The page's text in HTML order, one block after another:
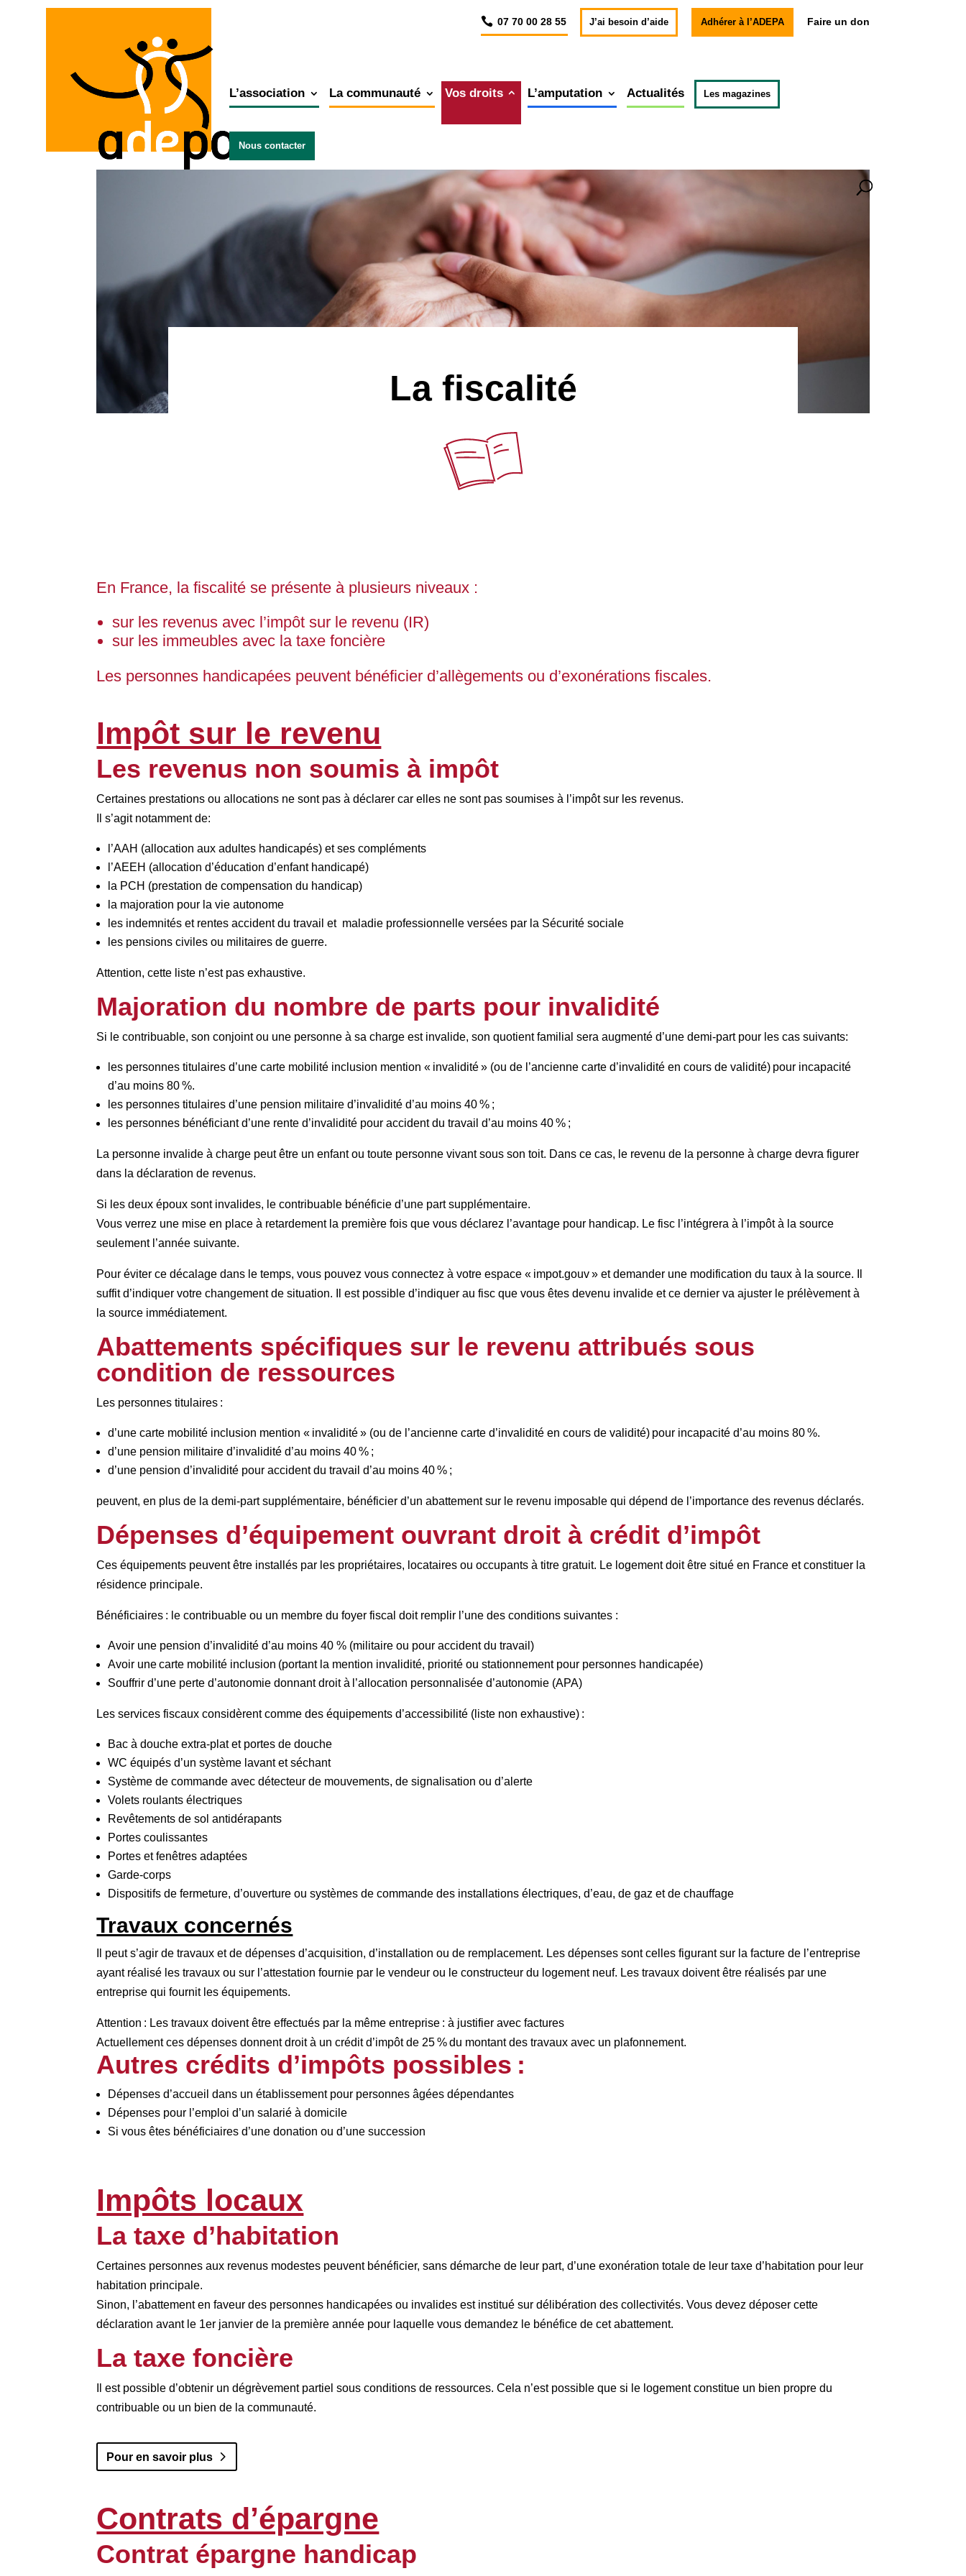
07 70 00 28 55 J’ai besoin d’aide Adhérer à l’ADEPA Faire un don
L’association La communauté Vos droits L’amputation Actualités Les magazines
Nous contacter
La fiscalité
En France, la fiscalité se présente à plusieurs niveaux :
sur les revenus avec l’impôt sur le revenu (IR)
sur les immeubles avec la taxe foncière
Les personnes handicapées peuvent bénéficier d’allègements ou d’exonérations fiscales.
Impôt sur le revenu
Les revenus non soumis à impôt
Certaines prestations ou allocations ne sont pas à déclarer car elles ne sont pas soumises à l’impôt sur les revenus.
Il s’agit notamment de:
l’AAH (allocation aux adultes handicapés) et ses compléments
l’AEEH (allocation d’éducation d’enfant handicapé)
la PCH (prestation de compensation du handicap)
la majoration pour la vie autonome
les indemnités et rentes accident du travail et maladie professionnelle versées par la Sécurité sociale
les pensions civiles ou militaires de guerre.
Attention, cette liste n’est pas exhaustive.
Majoration du nombre de parts pour invalidité
Si le contribuable, son conjoint ou une personne à sa charge est invalide, son quotient familial sera augmenté d’une demi-part pour les cas suivants:
les personnes titulaires d’une carte mobilité inclusion mention « invalidité » (ou de l’ancienne carte d’invalidité en cours de validité) pour incapacité
d’au moins 80 %.
les personnes titulaires d’une pension militaire d’invalidité d’au moins 40 % ;
les personnes bénéficiant d’une rente d’invalidité pour accident du travail d’au moins 40 % ;
La personne invalide à charge peut être un enfant ou toute personne vivant sous son toit. Dans ce cas, le revenu de la personne à charge devra figurer
dans la déclaration de revenus.
Si les deux époux sont invalides, le contribuable bénéficie d’une part supplémentaire.
Vous verrez une mise en place à retardement la première fois que vous déclarez l’avantage pour handicap. Le fisc l’intégrera à l’impôt à la source
seulement l’année suivante.
Pour éviter ce décalage dans le temps, vous pouvez vous connectez à votre espace « impot.gouv » et demander une modification du taux à la source. Il
suffit d’indiquer votre changement de situation. Il est possible d’indiquer au fisc que vous êtes devenu invalide et ce dernier va ajuster le prélèvement à
la source immédiatement.
Abattements spécifiques sur le revenu attribués sous
condition de ressources
Les personnes titulaires :
d’une carte mobilité inclusion mention « invalidité » (ou de l’ancienne carte d’invalidité en cours de validité) pour incapacité d’au moins 80 %.
d’une pension militaire d’invalidité d’au moins 40 % ;
d’une pension d’invalidité pour accident du travail d’au moins 40 % ;
peuvent, en plus de la demi-part supplémentaire, bénéficier d’un abattement sur le revenu imposable qui dépend de l’importance des revenus déclarés.
Dépenses d’équipement ouvrant droit à crédit d’impôt
Ces équipements peuvent être installés par les propriétaires, locataires ou occupants à titre gratuit. Le logement doit être situé en France et constituer la
résidence principale.
Bénéficiaires : le contribuable ou un membre du foyer fiscal doit remplir l’une des conditions suivantes :
Avoir une pension d’invalidité d’au moins 40 % (militaire ou pour accident du travail)
Avoir une carte mobilité inclusion (portant la mention invalidité, priorité ou stationnement pour personnes handicapée)
Souffrir d’une perte d’autonomie donnant droit à l’allocation personnalisée d’autonomie (APA)
Les services fiscaux considèrent comme des équipements d’accessibilité (liste non exhaustive) :
Bac à douche extra-plat et portes de douche
WC équipés d’un système lavant et séchant
Système de commande avec détecteur de mouvements, de signalisation ou d’alerte
Volets roulants électriques
Revêtements de sol antidérapants
Portes coulissantes
Portes et fenêtres adaptées
Garde-corps
Dispositifs de fermeture, d’ouverture ou systèmes de commande des installations électriques, d’eau, de gaz et de chauffage
Travaux concernés
Il peut s’agir de travaux et de dépenses d’acquisition, d’installation ou de remplacement. Les dépenses sont celles figurant sur la facture de l’entreprise
ayant réalisé les travaux ou sur l’attestation fournie par le vendeur ou le constructeur du logement neuf. Les travaux doivent être réalisés par une
entreprise qui fournit les équipements.
Attention : Les travaux doivent être effectués par la même entreprise : à justifier avec factures
Actuellement ces dépenses donnent droit à un crédit d’impôt de 25 % du montant des travaux avec un plafonnement.
Autres crédits d’impôts possibles :
Dépenses d’accueil dans un établissement pour personnes âgées dépendantes
Dépenses pour l’emploi d’un salarié à domicile
Si vous êtes bénéficiaires d’une donation ou d’une succession
Impôts locaux
La taxe d’habitation
Certaines personnes aux revenus modestes peuvent bénéficier, sans démarche de leur part, d’une exonération totale de leur taxe d’habitation pour leur
habitation principale.
Sinon, l’abattement en faveur des personnes handicapées ou invalides est institué sur délibération des collectivités. Vous devez déposer cette
déclaration avant le 1er janvier de la première année pour laquelle vous demandez le bénéfice de cet abattement.
La taxe foncière
Il est possible d’obtenir un dégrèvement partiel sous conditions de ressources. Cela n’est possible que si le logement constitue un bien propre du
contribuable ou un bien de la communauté.
Pour en savoir plus
Contrats d’épargne
Contrat épargne handicap